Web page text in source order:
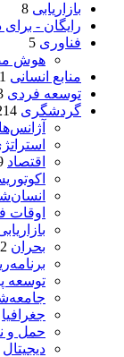
بازاریابی 8
رایگان - برای
فناوری 5
هوش
منابع انسانی 1
توسعه فردی
گردشگری
اقتصاد
اوقات
بحران 2
توسعه
جغرافیا
حمل و
دیجیتال